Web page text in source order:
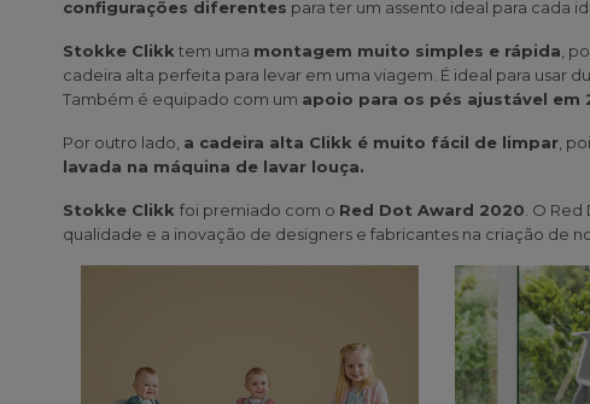
configurações diferentes para ter um assento ideal para cada
Stokke Clikk tem uma montagem muito simples e rápida ,
cadeira alta perfeita para levar em uma viagem. É ideal para usar
Também é equipado com um apoio para os pés ajustável em
Por outro lado, a cadeira alta Clikk é muito fácil de limpar ,
lavada na máquina de lavar louça.
Stokke Clikk foi premiado com o Red Dot Award 2020 . O
qualidade e a inovação de designers e fabricantes na criação de